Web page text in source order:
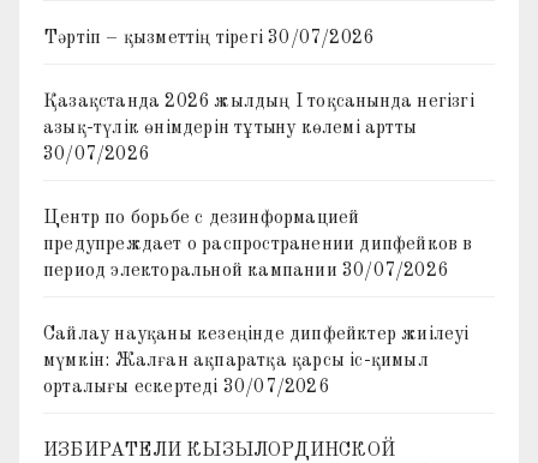
Тәртіп – қызметтің тірегі 30/07/2026
Қазақстанда 2026 жылдың I тоқсанында негізгі
азық-түлік өнімдерін тұтыну көлемі артты
30/07/2026
Центр по борьбе с дезинформацией
предупреждает о распространении дипфейков в
период электоральной кампании 30/07/2026
Сайлау науқаны кезеңінде дипфейктер жиілеуі
мүмкін: Жалған ақпаратқа қарсы іс-қимыл
орталығы ескертеді 30/07/2026
ИЗБИРАТЕЛИ КЫЗЫЛОРДИНСКОЙ